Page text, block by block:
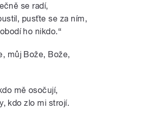
se radí,
pusťte se za ním,
ho nikdo.“
můj Bože, Bože,
mě osočují,
kdo zlo mi strojí.